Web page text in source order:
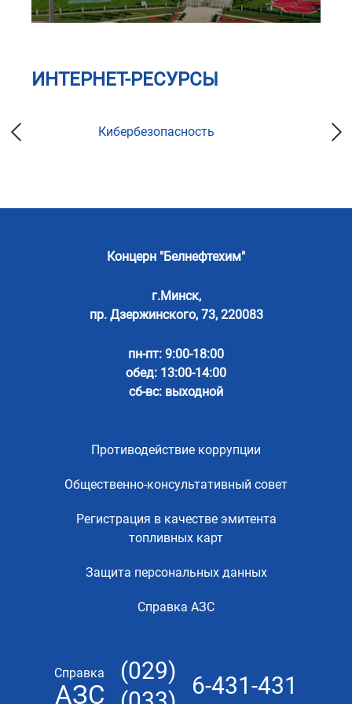
ИНТЕРНЕТ-РЕСУРСЫ
Кибербезопасность
Концерн "Белнефтехим"
г.Минск,
пр. Дзержинского, 73, 220083
пн-пт: 9:00-18:00
обед: 13:00-14:00
сб-вс: выходной
Противодействие коррупции
Общественно-консультативный совет
Регистрация в качестве эмитента
топливных карт
Защита персональных данных
Справка АЗС
Справка
АЗС
(029)
6-431-431